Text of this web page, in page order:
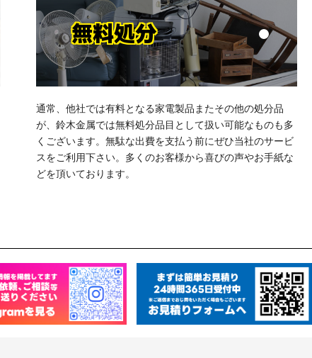
無料処分
通常、他社では有料となる家電製品またその他の処分品
が、鈴木金属では無料処分品目として扱い可能なものも多
くございます。無駄な出費を支払う前にぜひ当社のサービ
スをご利用下さい。多くのお客様から喜びの声やお手紙な
どを頂いております。